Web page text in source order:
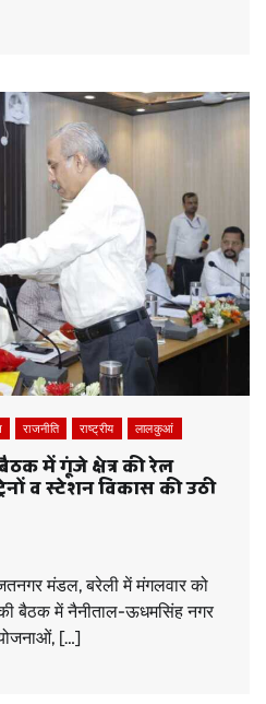
राजनीति राष्ट्रीय लालकुआं
में गूंजे क्षेत्र की रेल
व स्टेशन विकास की उठी
मंडल, बरेली में मंगलवार को
बैठक में नैनीताल-ऊधमसिंह नगर
[…]